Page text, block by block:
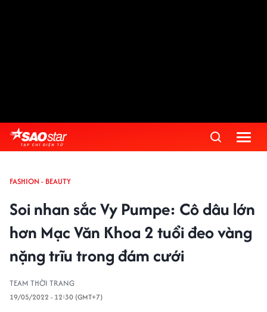
FASHION - BEAUTY
Soi nhan sắc Vy Pumpe: Cô dâu lớn
hơn Mạc Văn Khoa 2 tuổi đeo vàng
nặng trĩu trong đám cưới
TEAM THỜI TRANG
19/05/2022 - 12:30 (GMT+7)